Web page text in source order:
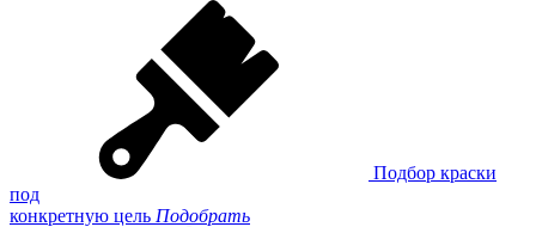
Подбор краски
под
конкретную цель Подобрать